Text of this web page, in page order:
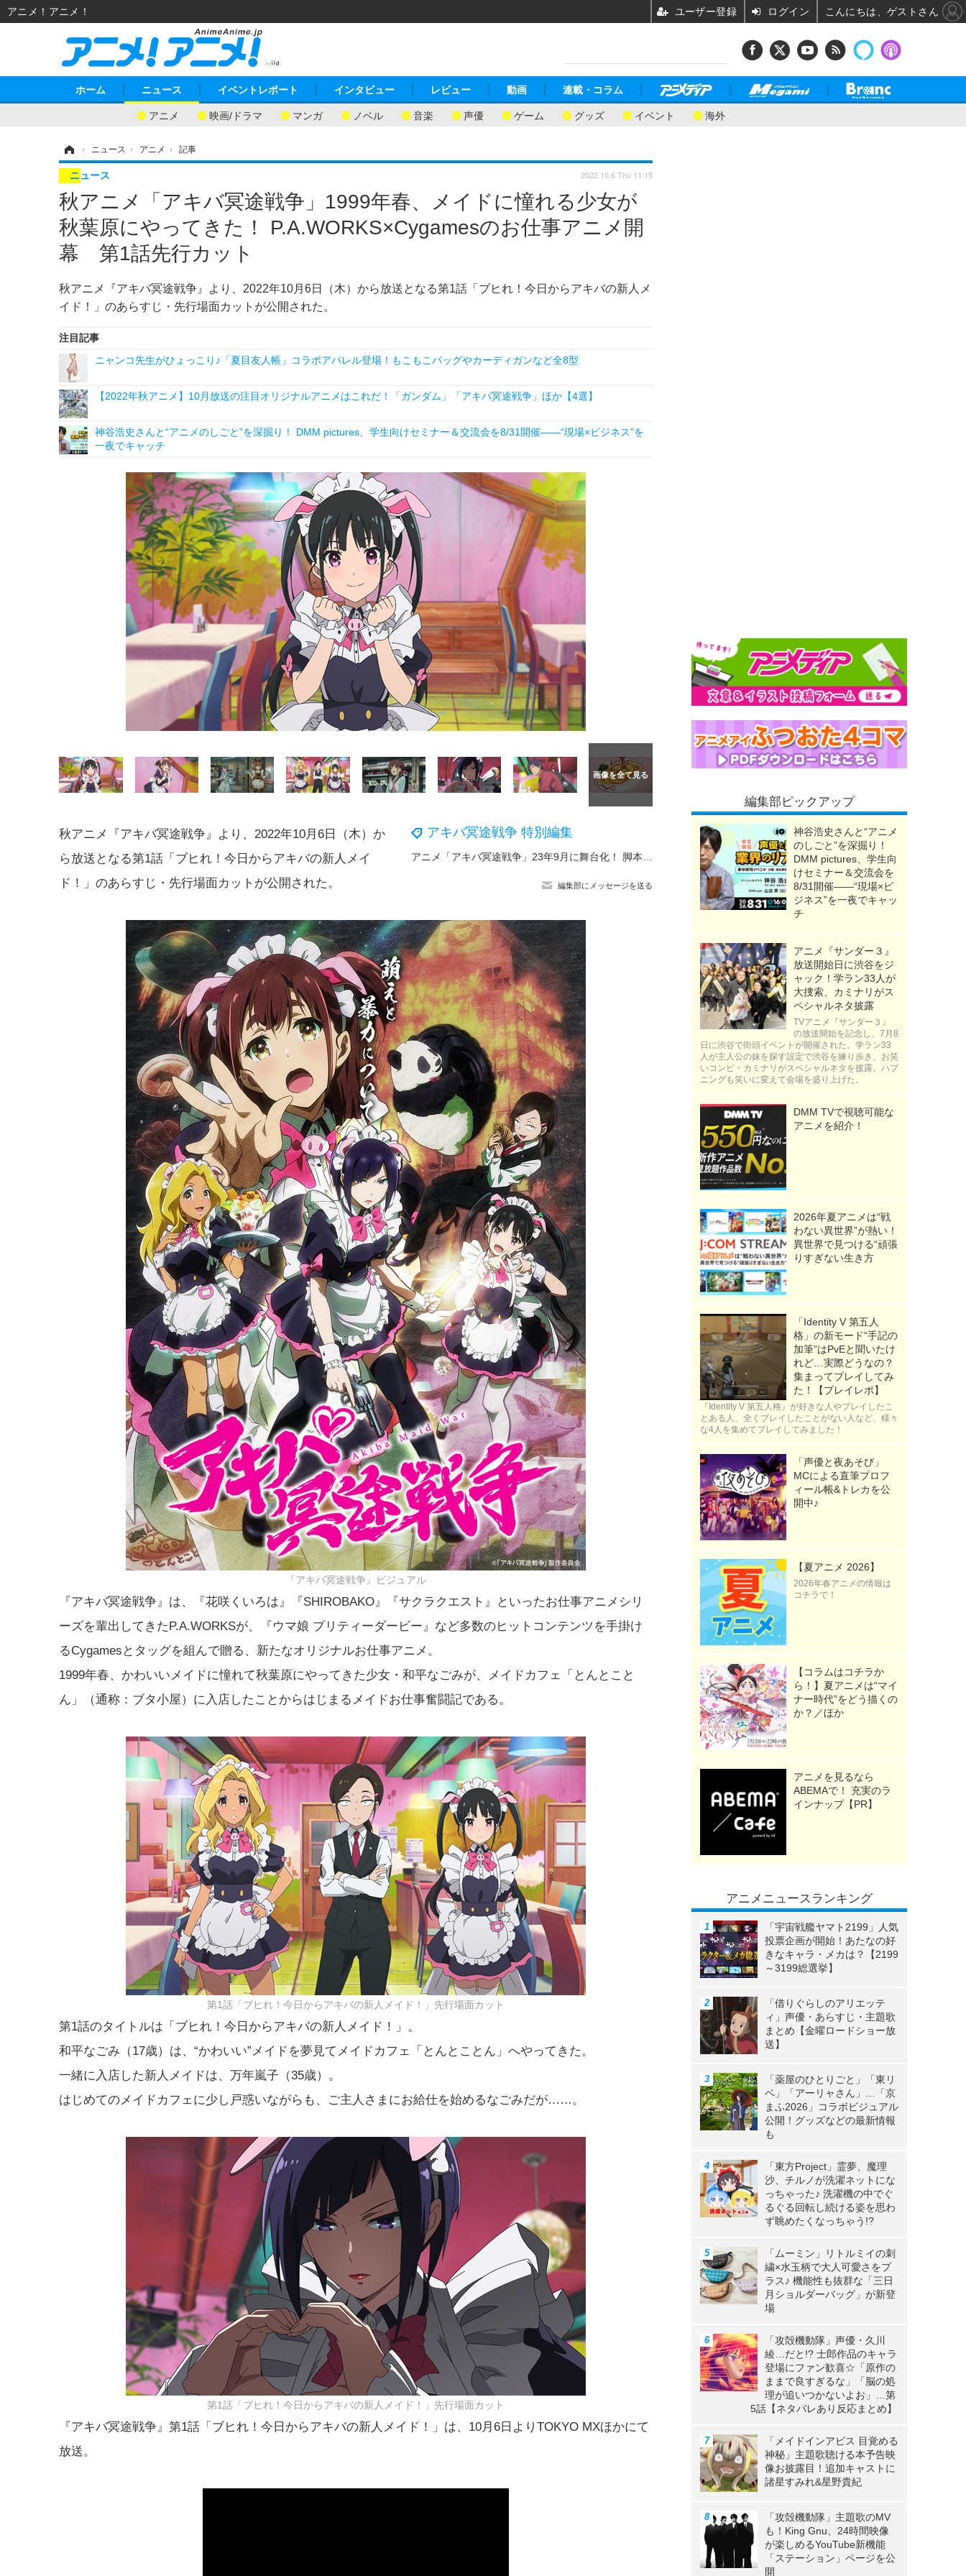
ホーム ニュース
アニメ 映画/ドラマ マンガ ノベル 音楽 声優 ゲーム グッズ イベント 海外
イベントレポート インタビュー レビュー 動画 連載・コラム
› ニュース › アニメ › 記事
秋アニメ「アキバ冥途戦争」1999年春、メイドに憧れる少女が
秋葉原にやってきた！ P.A.WORKS×Cygamesのお仕事アニメ開
幕 第1話先行カット
秋アニメ『アキバ冥途戦争』より、2022年10月6日（木）から放送となる第1話「ブヒれ！今日からアキバの新人メ
イド！」のあらすじ・先行場面カットが公開された。
ニュース 2022.10.6 Thu 11:15
注目記事
ニャンコ先生がひょっこり♪「夏目友人帳」コラボアパレル登場！もこもこバッグやカーディガンなど全8型
【2022年秋アニメ】10月放送の注目オリジナルアニメはこれだ！「ガンダム」「アキバ冥途戦争」ほか【4選】
神谷浩史さんと“アニメのしごと”を深掘り！ DMM pictures、学生向けセミナー＆交流会を8/31開催――“現場×ビジネス”を
一夜でキャッチ
アキバ冥途戦争 特別編集
編集部にメッセージを送る
秋アニメ『アキバ冥途戦争』より、2022年10月6日（木）か
ら放送となる第1話「ブヒれ！今日からアキバの新人メイ
ド！」のあらすじ・先行場面カットが公開された。
『アキバ冥途戦争』ビジュアル
『アキバ冥途戦争』は、『花咲くいろは』『SHIROBAKO』『サクラクエスト』といったお仕事アニメシリ
ーズを輩出してきたP.A.WORKSが、『ウマ娘 プリティーダービー』など多数のヒットコンテンツを手掛け
るCygamesとタッグを組んで贈る、新たなオリジナルお仕事アニメ。
1999年春、かわいいメイドに憧れて秋葉原にやってきた少女・和平なごみが、メイドカフェ「とんとこと
ん」（通称：ブタ小屋）に入店したことからはじまるメイドお仕事奮闘記である。
第1話「ブヒれ！今日からアキバの新人メイド！」先行場面カット
第1話のタイトルは「ブヒれ！今日からアキバの新人メイド！」。
和平なごみ（17歳）は、“かわいい”メイドを夢見てメイドカフェ「とんとことん」へやってきた。
一緒に入店した新人メイドは、万年嵐子（35歳）。
はじめてのメイドカフェに少し戸惑いながらも、ご主人さまにお給仕を始めるなごみだが……。
第1話「ブヒれ！今日からアキバの新人メイド！」先行場面カット
『アキバ冥途戦争』第1話「ブヒれ！今日からアキバの新人メイド！」は、10月6日よりTOKYO MXほかにて
放送。
編集部ピックアップ
神谷浩史さんと“アニメ
のしごと”を深掘り！
DMM pictures、学生向
けセミナー＆交流会を
8/31開催――“現場×ビ
ジネス”を一夜でキャッ
チ
アニメ『サンダー３』
放送開始日に渋谷をジ
ャック！学ラン33人が
大捜索、カミナリがス
ペシャルネタ披露
TVアニメ『サンダー３』
の放送開始を記念し、7月8
日に渋谷で街頭イベントが開催された。学ラン33
人が主人公の妹を探す設定で渋谷を練り歩き、お笑
いコンビ・カミナリがスペシャルネタを披露。ハプ
ニングも笑いに変えて会場を盛り上げた。
DMM TVで視聴可能な
アニメを紹介！
2026年夏アニメは“戦
わない異世界”が熱い！
異世界で見つける“頑張
りすぎない生き方
「Identity V 第五人
格」の新モード“手記の
加筆”はPvEと聞いたけ
れど…実際どうなの？
集まってプレイしてみ
た！【プレイレポ】
『Identity V 第五人格』が好きな人やプレイしたこ
とある人、全くプレイしたことがない人など、様々
な4人を集めてプレイしてみました！
「声優と夜あそび」
MCによる直筆プロフ
ィール帳&トレカを公
開中♪
【夏アニメ 2026】
2026年春アニメの情報は
コチラで！
【コラムはコチラか
ら！】夏アニメは“マイ
ナー時代”をどう描くの
か？／ほか
アニメを見るなら
ABEMAで！ 充実のラ
インナップ【PR】
アニメニュースランキング
「宇宙戦艦ヤマト2199」人気
投票企画が開始！あたなの好
きなキャラ・メカは？【2199
～3199総選挙】
「借りぐらしのアリエッテ
ィ」声優・あらすじ・主題歌
まとめ【金曜ロードショー放
送】
「薬屋のひとりごと」「東リ
ベ」「アーリャさん」…「京
まふ2026」コラボビジュアル
公開！グッズなどの最新情報
も
「東方Project」霊夢、魔理
沙、チルノが洗濯ネットにな
っちゃった♪ 洗濯機の中でぐ
るぐる回転し続ける姿を思わ
ず眺めたくなっちゃう!?
「ムーミン」リトルミイの刺
繍×水玉柄で大人可愛さをプ
ラス♪ 機能性も抜群な「三日
月ショルダーバッグ」が新登
場
「攻殻機動隊」声優・久川
綾…だと!? 士郎作品のキャラ
登場にファン歓喜☆「原作の
ままで良すぎるな」「脳の処
理が追いつかないよお」…第
5話【ネタバレあり反応まとめ】
「メイドインアビス 目覚める
神秘」主題歌聴ける本予告映
像お披露目！追加キャストに
諸星すみれ&星野貴紀
「攻殻機動隊」主題歌のMV
も！King Gnu、24時間映像
が楽しめるYouTube新機能
「ステーション」ページを公
開
アニメ！アニメ！ ユーザー登録 ログイン こんにちは、ゲストさん